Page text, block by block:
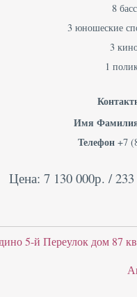
8
3 юношеские
3
1
Имя
Телефон +7
Цена: 7 130 000р. /
5-й Переулок дом 87